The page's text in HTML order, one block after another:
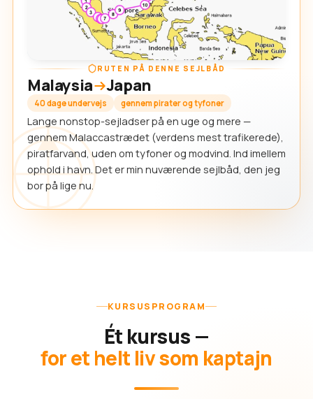
RUTEN PÅ DENNE SEJLBÅD
Malaysia Japan
40 dage undervejs gennem pirater og tyfoner
Lange nonstop-sejladser på en uge og mere —
gennem Malaccastrædet (verdens mest trafikerede),
piratfarvand, uden om tyfoner og modvind. Ind imellem
ophold i havn. Det er min nuværende sejlbåd, den jeg
bor på lige nu.
KURSUSPROGRAM
Ét kursus —
for et helt liv som kaptajn